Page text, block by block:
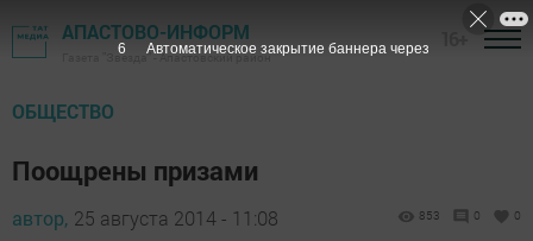
АПАСТОВО-ИНФОРМ
Газета "Звезда" - Апастовский район
ОБЩЕСТВО
Поощрены призами
автор, 25 августа 2014 - 11:08 853 0 0
5 Автоматическое закрытие баннера через